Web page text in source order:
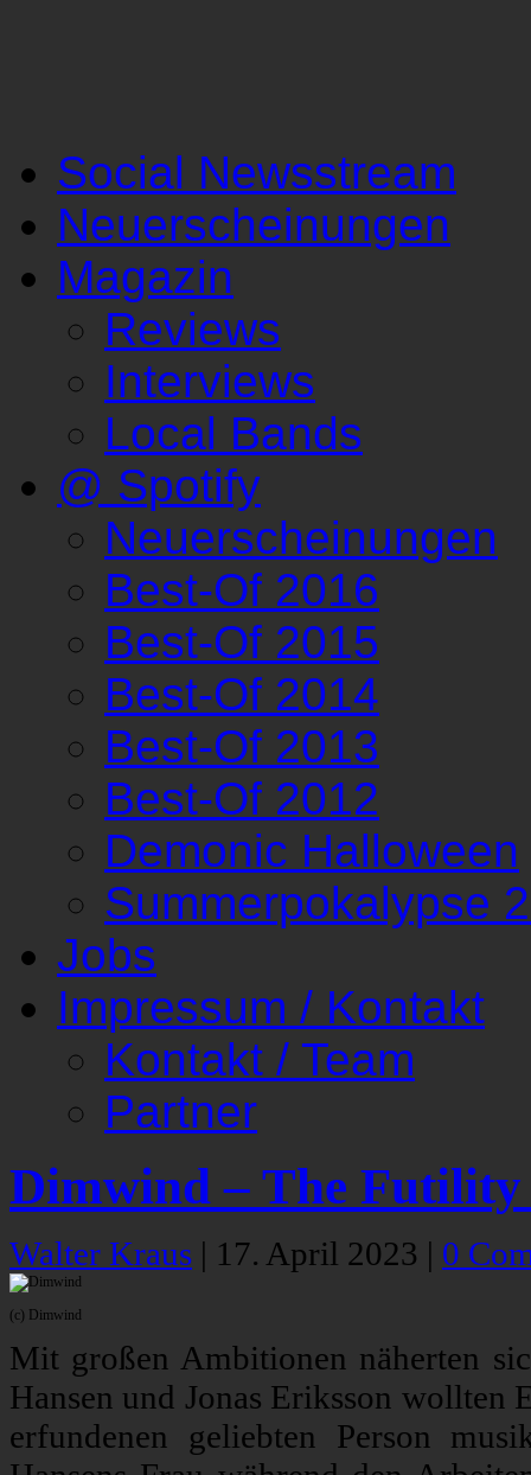
Social Newsstream
Neuerscheinungen
Magazin
Reviews
Interviews
Local Bands
@ Spotify
Neuerscheinungen
Best-Of 2016
Best-Of 2015
Best-Of 2014
Best-Of 2013
Best-Of 2012
Demonic Halloween
Summerpokalypse
Jobs
Impressum / Kontakt
Kontakt / Team
Partner
Dimwind – The
Walter Kraus | 17. April 2023 | 0
(c) Dimwind
Mit großen Ambitionen näherten
Hansen und Jonas Eriksson wollten
erfundenen geliebten Person